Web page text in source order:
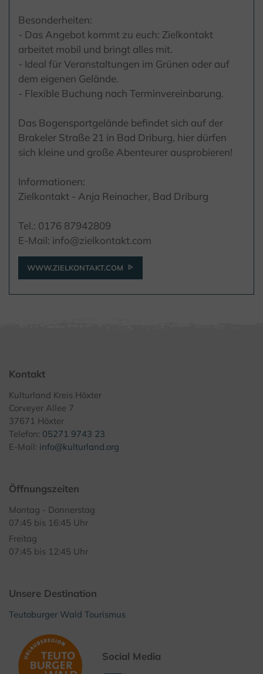
Besonderheiten:
- Das Angebot kommt zu euch: Zielkontakt
arbeitet mobil und bringt alles mit.
- Ideal für Veranstaltungen im Grünen oder auf
dem eigenen Gelände.
- Flexible Buchung nach Terminvereinbarung.
Das Bogensportgelände befindet sich auf der
Brakeler Straße 21 in Bad Driburg, hier dürfen
sich kleine und große Abenteurer ausprobieren!
Informationen:
Zielkontakt - Anja Reinacher, Bad Driburg
Tel.: 0176 87942809
E-Mail: info@zielkontakt.com
WWW.ZIELKONTAKT.COM
Kontakt
Kulturland Kreis Höxter
Corveyer Allee 7
37671 Höxter
Telefon: 05271 9743 23
E-Mail: info@kulturland.org
Öffnungszeiten
Montag - Donnerstag
07:45 bis 16:45 Uhr
Freitag
07:45 bis 12:45 Uhr
Unsere Destination
Teutoburger Wald Tourismus
Social Media